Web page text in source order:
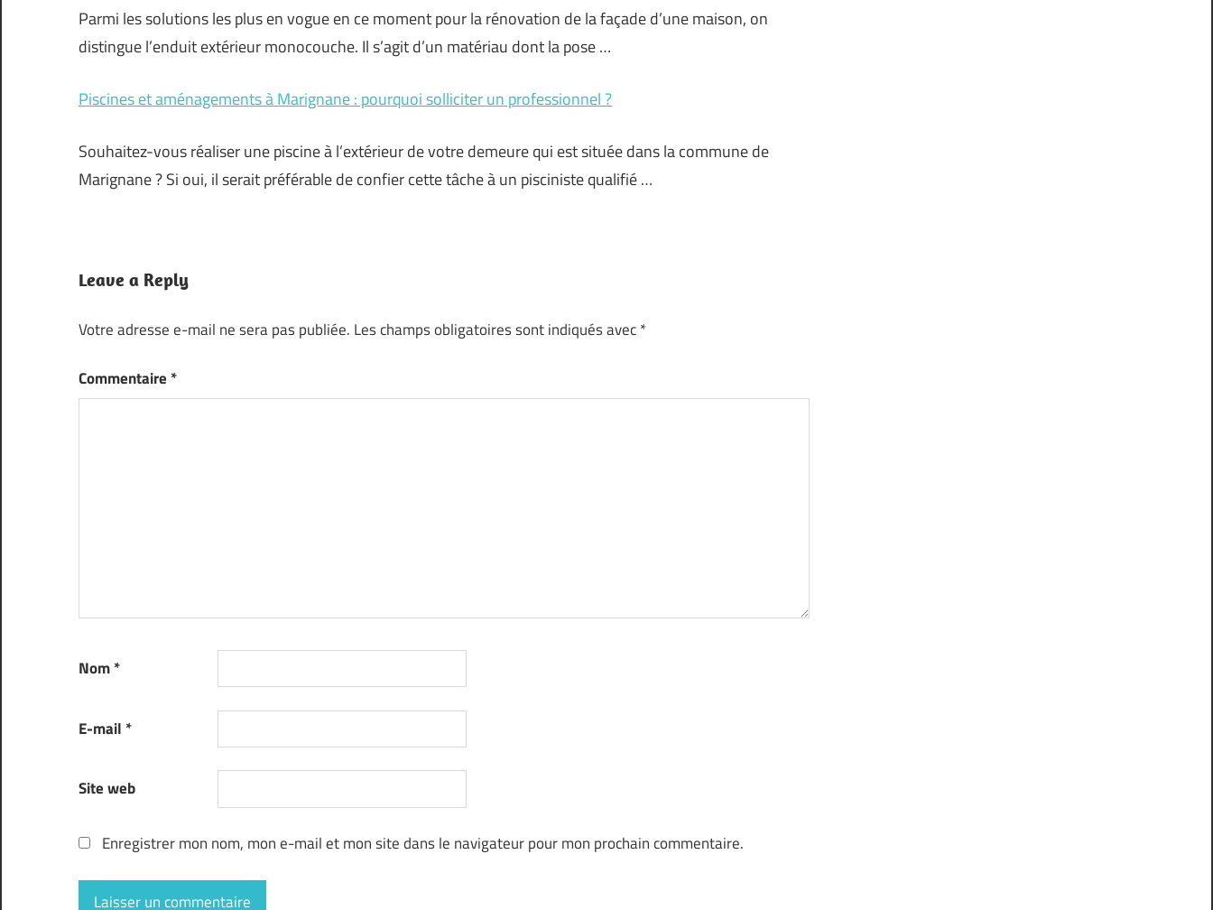
Parmi les solutions les plus en vogue en ce moment pour la rénovation de la façade d’une maison, on
distingue l’enduit extérieur monocouche. Il s’agit d’un matériau dont la pose …
Piscines et aménagements à Marignane : pourquoi solliciter un professionnel ?
Souhaitez-vous réaliser une piscine à l’extérieur de votre demeure qui est située dans la commune de
Marignane ? Si oui, il serait préférable de confier cette tâche à un pisciniste qualifié …
Leave a Reply
Votre adresse e-mail ne sera pas publiée. Les champs obligatoires sont indiqués avec*
Commentaire *
Nom*
E-mail *
Site web
Enregistrer mon nom, mon e-mail et mon site dans le navigateur pour mon prochain commentaire.